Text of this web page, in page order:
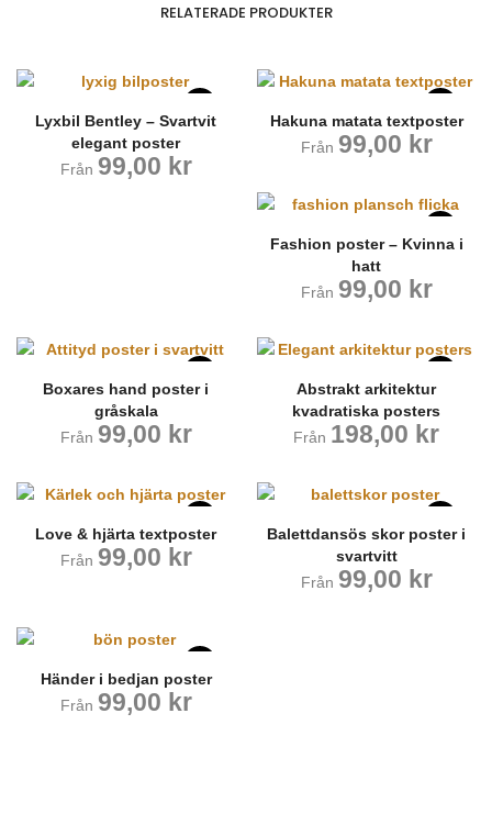
RELATERADE PRODUKTER
Lyxbil Bentley – Svartvit
elegant poster
Från 99,00 kr
Hakuna matata textposter
Från 99,00 kr
Fashion poster – Kvinna i
hatt
Från 99,00 kr
Boxares hand poster i
gråskala
Från 99,00 kr
Abstrakt arkitektur
kvadratiska posters
Från 198,00 kr
Love & hjärta textposter
Från 99,00 kr
Balettdansös skor poster i
svartvitt
Från 99,00 kr
Händer i bedjan poster
Från 99,00 kr